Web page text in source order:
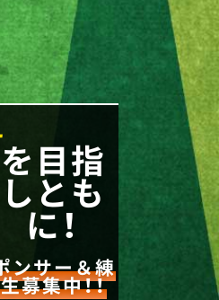
を目指
しとも
に！
ンサー＆練
募集中！！